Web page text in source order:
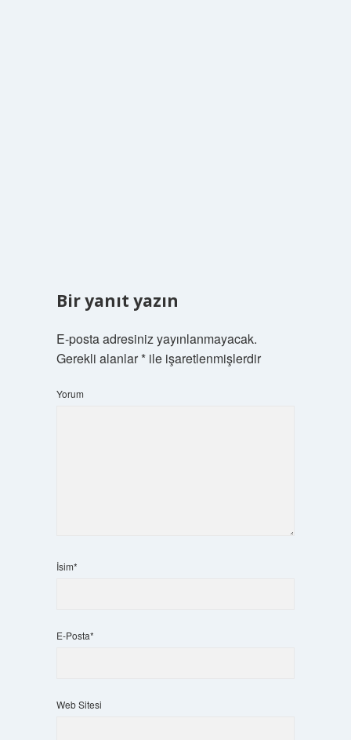
Bir yanıt yazın
E-posta adresiniz yayınlanmayacak.
Gerekli alanlar*ile işaretlenmişlerdir
Yorum
İsim*
E-Posta*
Web Sitesi